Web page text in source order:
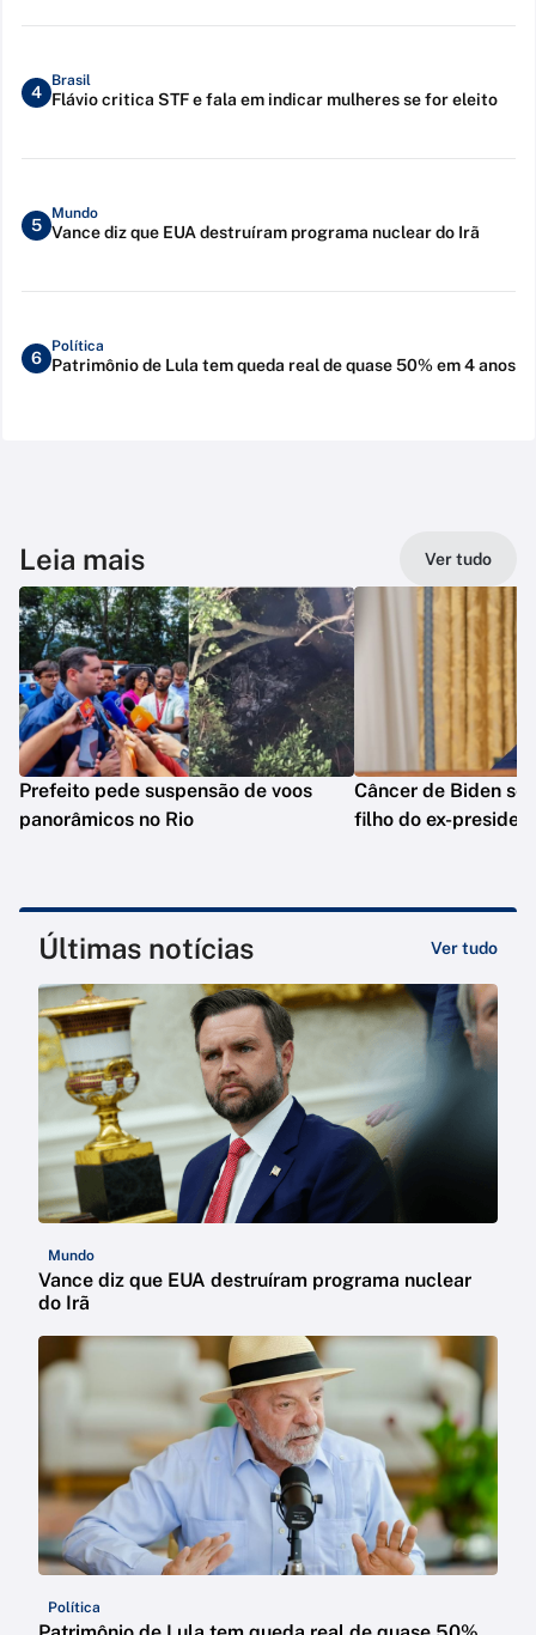
4
Brasil
Flávio critica STF e fala em indicar mulheres se for eleito
5
Mundo
Vance diz que EUA destruíram programa nuclear do Irã
6
Política
Patrimônio de Lula tem queda real de quase 50% em 4 anos
Leia mais Ver tudo
Prefeito pede suspensão de voos
panorâmicos no Rio
Câncer de Biden se
filho do ex-
Últimas notícias Ver tudo
Mundo
Vance diz que EUA destruíram programa nuclear
do Irã
Política